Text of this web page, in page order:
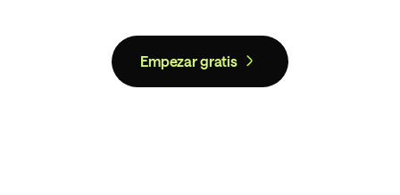
Empezar gratis